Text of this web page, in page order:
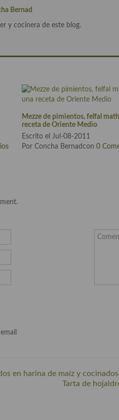
Bernad
y cocinera de este blog.
Mezze de pimientos, felfal
receta de Oriente Medio
Escrito el Jul-08-2011
Por Concha Bernadcon0
en harina de maíz y
Tarta de